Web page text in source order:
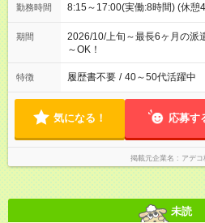
勤務時間 8:15～17:00(実働:8時間) (休憩
期間
2026/10/上旬～最長6ヶ月の
～OK！
特徴 履歴書不要 / 40～50代活躍中
気になる！ 応募す
掲載元企業名 アデコ
未読